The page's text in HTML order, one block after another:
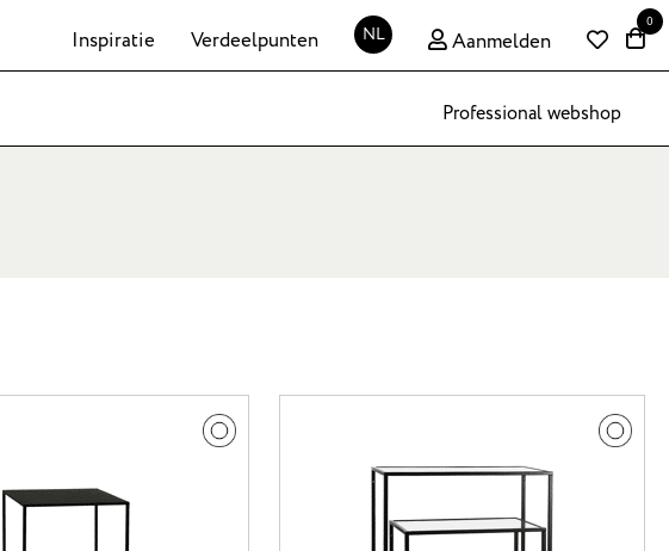
Inspiratie Verdeelpunten NL Aanmelden
0
Professional webshop